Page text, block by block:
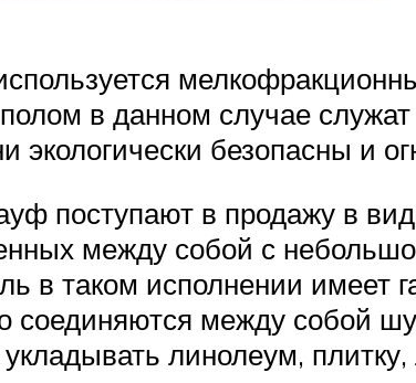
в данном случае служат
безопасны и
поступают в продажу в
между собой с
в таком исполнении имеет
соединяются между собой
линолеум,